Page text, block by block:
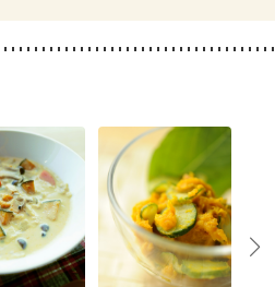
がん（放射線治療中）
妊活中 更年期